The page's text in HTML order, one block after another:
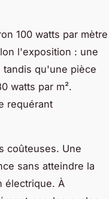
100 watts par mètre
l'exposition : une
tandis qu'une pièce
watts par m².
requérant
coûteuses. Une
sans atteindre la
électrique. À